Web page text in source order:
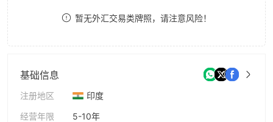
暂无外汇交易类牌照，请注意风险！
基础信息
注册地区
印度
经营年限
5-10年